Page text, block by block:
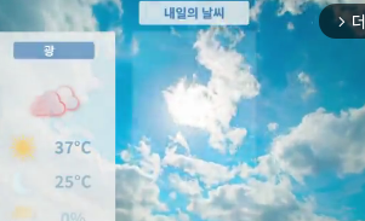
arrow_forward_ios